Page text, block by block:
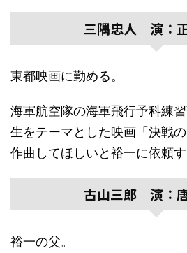
三隅忠人 演：
東都映画に勤める。
海軍航空隊の海軍飛行予科練
生をテーマとした映画「決戦
作曲してほしいと裕一に依頼す
古山三郎 演：
裕一の父。